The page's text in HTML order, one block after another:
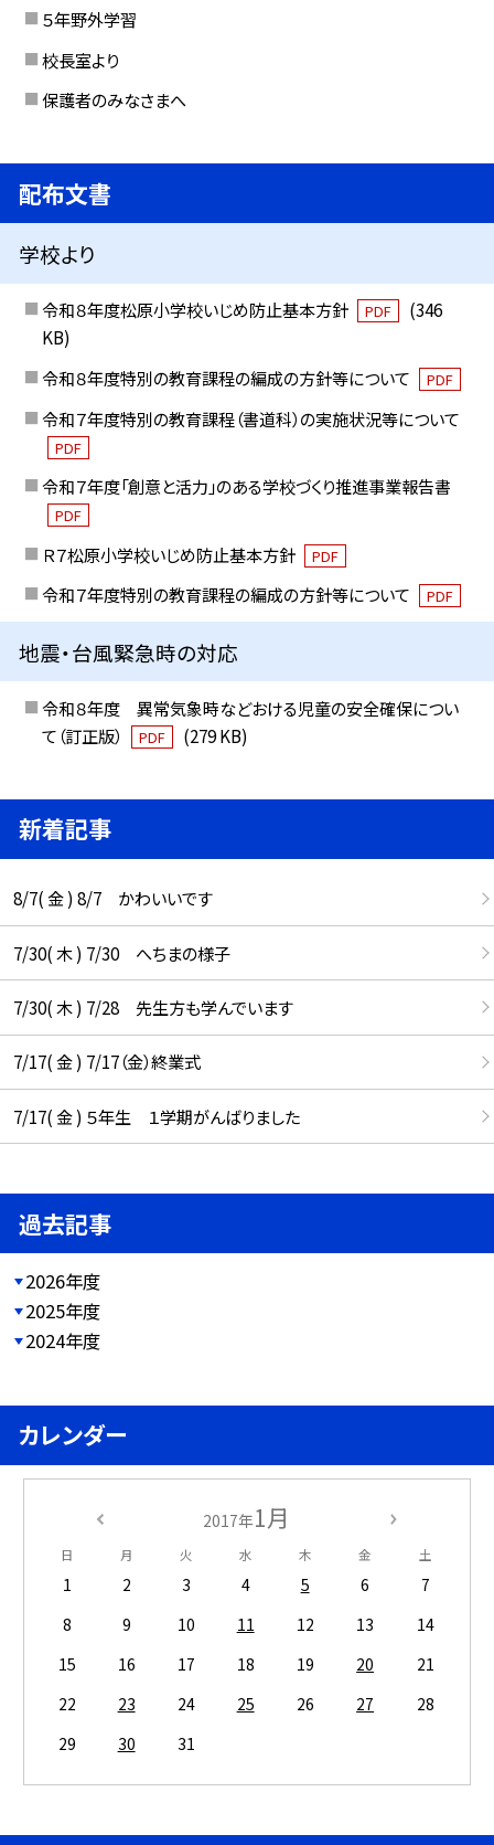
５年野外学習
校長室より
保護者のみなさまへ
配布文書
学校より
令和８年度松原小学校いじめ防止基本方針 PDF
(346
KB)
令和８年度特別の教育課程の編成の方針等について
PDF
令和７年度特別の教育課程（書道科）の実施状況等について
PDF
令和７年度「創意と活力」のある学校づくり推進事業報告書
PDF
Ｒ７松原小学校いじめ防止基本方針 PDF
令和７年度特別の教育課程の編成の方針等について PDF
地震・台風緊急時の対応
令和８年度 異常気象時などおける児童の安全確保につい
て（訂正版）
PDF (279 KB)
新着記事
8/7( 金 ) 8/7 かわいいです
7/30( 木 ) 7/30 へちまの様子
7/30( 木 ) 7/28 先生方も学んでいます
7/17( 金 ) 7/17（金）終業式
7/17( 金 ) ５年生 １学期がんばりました
過去記事
2026年度
2025年度
2024年度
カレンダー
2017年1月
日 月 火 水 木 金 土
1 2 3 4 5 6
7
8
9 10 11 12 13
14
15
16 17 18 19 20
21
22
23 24 25 26 27
28
29
30 31